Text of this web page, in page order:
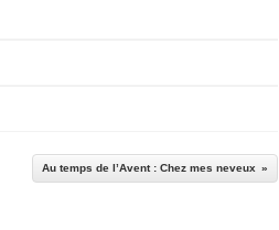
Au temps de l’Avent : Chez mes neveux